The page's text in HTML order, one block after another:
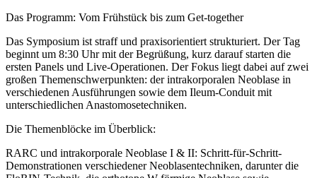
Das Programm: Vom Frühstück bis zum Get-together
Das Symposium ist straff und praxisorientiert strukturiert. Der Tag
beginnt um 8:30 Uhr mit der Begrüßung, kurz darauf starten die
ersten Panels und Live-Operationen. Der Fokus liegt dabei auf zwei
großen Themenschwerpunkten: der intrakorporalen Neoblase in
verschiedenen Ausführungen sowie dem Ileum-Conduit mit
unterschiedlichen Anastomosetechniken.
Die Themenblöcke im Überblick:
RARC und intrakorporale Neoblase I & II: Schritt-für-Schritt-
Demonstrationen verschiedener Neoblasentechniken, darunter die